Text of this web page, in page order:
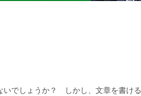
いでしょうか？ しかし、文章を書ける